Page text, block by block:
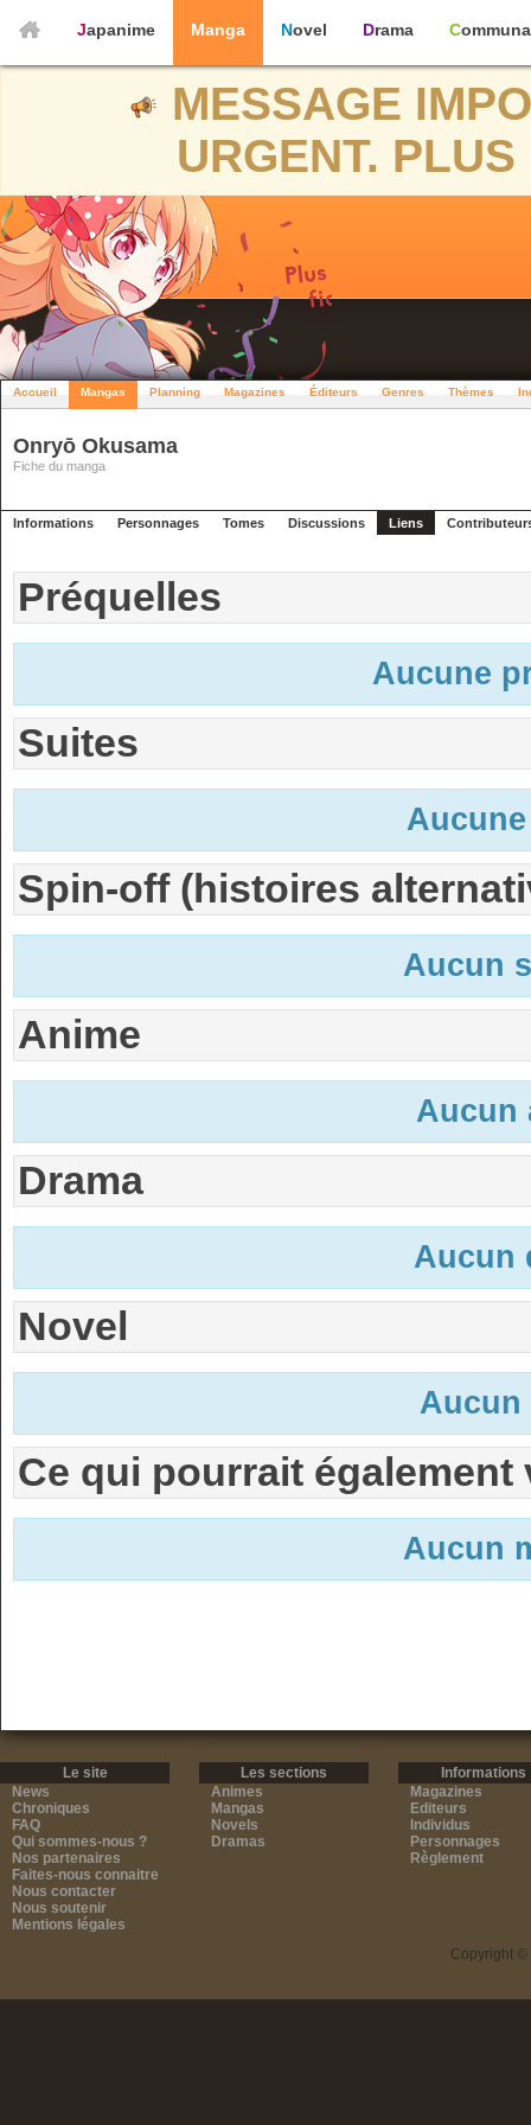
Japanime Manga Novel Drama
MESSAGE
URGENT.
Accueil Mangas Planning Magazines Éditeurs Genres Thèmes
Onryō Okusama
Fiche du manga
Informations Personnages Tomes Discussions Liens
Préquelles
Aucune
Suites
Spin-off (histoires
Aucun
Anime
Aucun
Drama
Aucun
Novel
Aucun
Ce qui pourrait
Aucun
Le site
News
Chroniques
FAQ
Qui sommes-nous ?
Nos partenaires
Faites-nous connaitre
Nous contacter
Nous soutenir
Mentions légales
Les sections
Animes
Mangas
Novels
Dramas
Informations
Magazines
Editeurs
Individus
Personnages
Règlement
Copyright ©